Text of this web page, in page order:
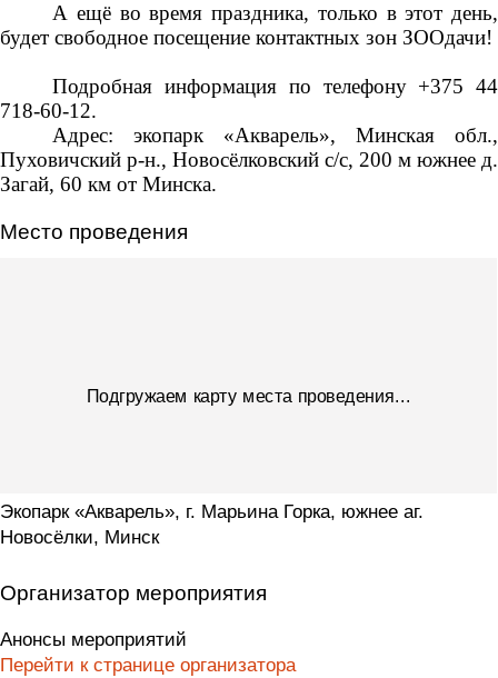
А ещё во время праздника, только в этот день,
будет свободное посещение контактных зон ЗООдачи!
Подробная информация по телефону +375 44
718-60-12.
Адрес: экопарк «Акварель», Минская обл.,
Пуховичский р-н., Новосёлковский с/с, 200 м южнее д.
Загай, 60 км от Минска.
Место проведения
Экопарк «Акварель», г. Марьина Горка, южнее аг.
Новосёлки, Минск
Организатор мероприятия
Анонсы мероприятий
Перейти к странице организатора